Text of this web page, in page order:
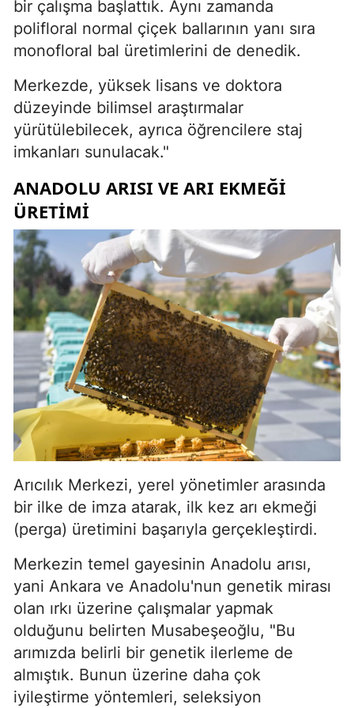
bir çalışma başlattık. Aynı zamanda
polifloral normal çiçek ballarının yanı sıra
monofloral bal üretimlerini de denedik.
Merkezde, yüksek lisans ve doktora
düzeyinde bilimsel araştırmalar
yürütülebilecek, ayrıca öğrencilere staj
imkanları sunulacak."
ANADOLU ARISI VE ARI EKMEĞI
ÜRETIMI
Arıcılık Merkezi, yerel yönetimler arasında
bir ilke de imza atarak, ilk kez arı ekmeği
(perga) üretimini başarıyla gerçekleştirdi.
Merkezin temel gayesinin Anadolu arısı,
yani Ankara ve Anadolu'nun genetik mirası
olan ırkı üzerine çalışmalar yapmak
olduğunu belirten Musabeşeoğlu, "Bu
arımızda belirli bir genetik ilerleme de
almıştık. Bunun üzerine daha çok
iyileştirme yöntemleri, seleksiyon